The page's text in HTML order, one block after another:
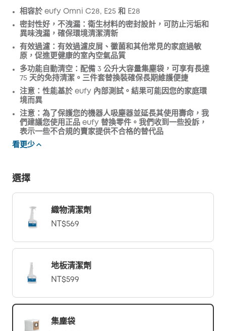
折扣
優惠碼:
相容於 eufy Omni C28, E25 和 E28
密封性好，不洩漏： 衛生材料的密封設計，可防止污垢和
異味洩漏，確保環境清潔清新
有效過濾： 有效過濾皮屑、黴菌和其他常見的家庭過敏
原，促進更健康的室內空氣品質
多功能自動清空： 配備 3 公升大容量集塵袋，可享有長達
75 天的免持清潔。三件套替換裝確保長期維護便捷
注意：性能基於 eufy 內部測試。結果可能因您的家庭環
境而異
注意：為了保護您的機器人吸塵器並延長其使用壽命，我
們建議您使用正品 eufy 替換零件。我們收到一些投訴，
表示一些不合規的賣家提供不合格的替代品
看更少
選擇
織物清潔劑
NT$569
地板清潔劑
NT$599
集塵袋